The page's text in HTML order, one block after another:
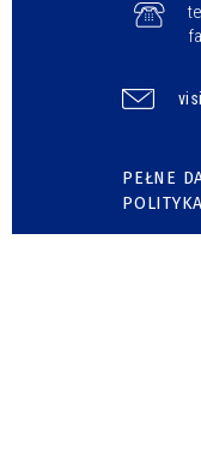
PEŁNE